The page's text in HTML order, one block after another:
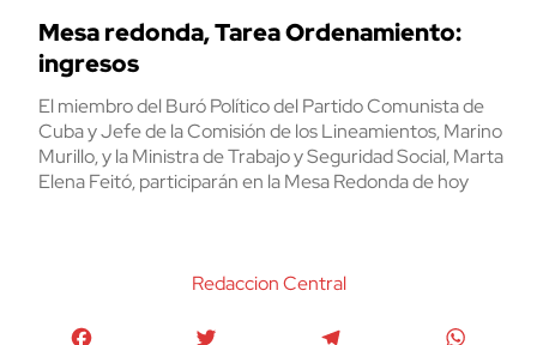
Mesa redonda, Tarea Ordenamiento:
ingresos
El miembro del Buró Político del Partido Comunista de
Cuba y Jefe de la Comisión de los Lineamientos, Marino
Murillo, y la Ministra de Trabajo y Seguridad Social, Marta
Elena Feitó, participarán en la Mesa Redonda de hoy
Redaccion Central